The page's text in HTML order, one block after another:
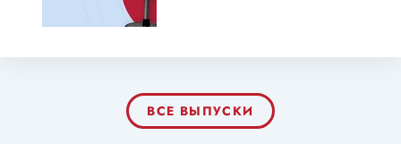
ВСЕ ВЫПУСКИ